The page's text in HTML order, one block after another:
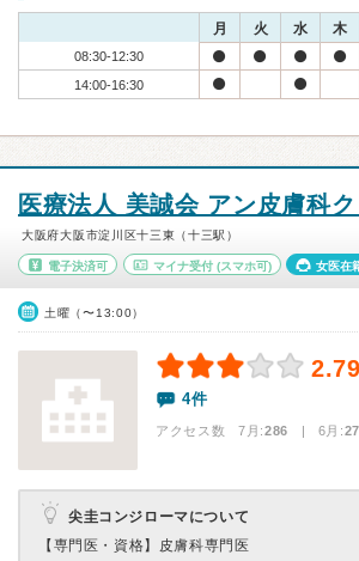
月 火 水 木
08:30-12:30
14:00-16:30
医療法人 美誠会 アン皮膚科
大阪府大阪市淀川区十三東（十三駅）
電子決済可 マイナ受付(スマホ可) 女医在
土曜（〜13:00）
2.79
4件
アクセス数 7月:286 | 6月:
尖圭コンジローマについて
【専門医・資格】 皮膚科専門医